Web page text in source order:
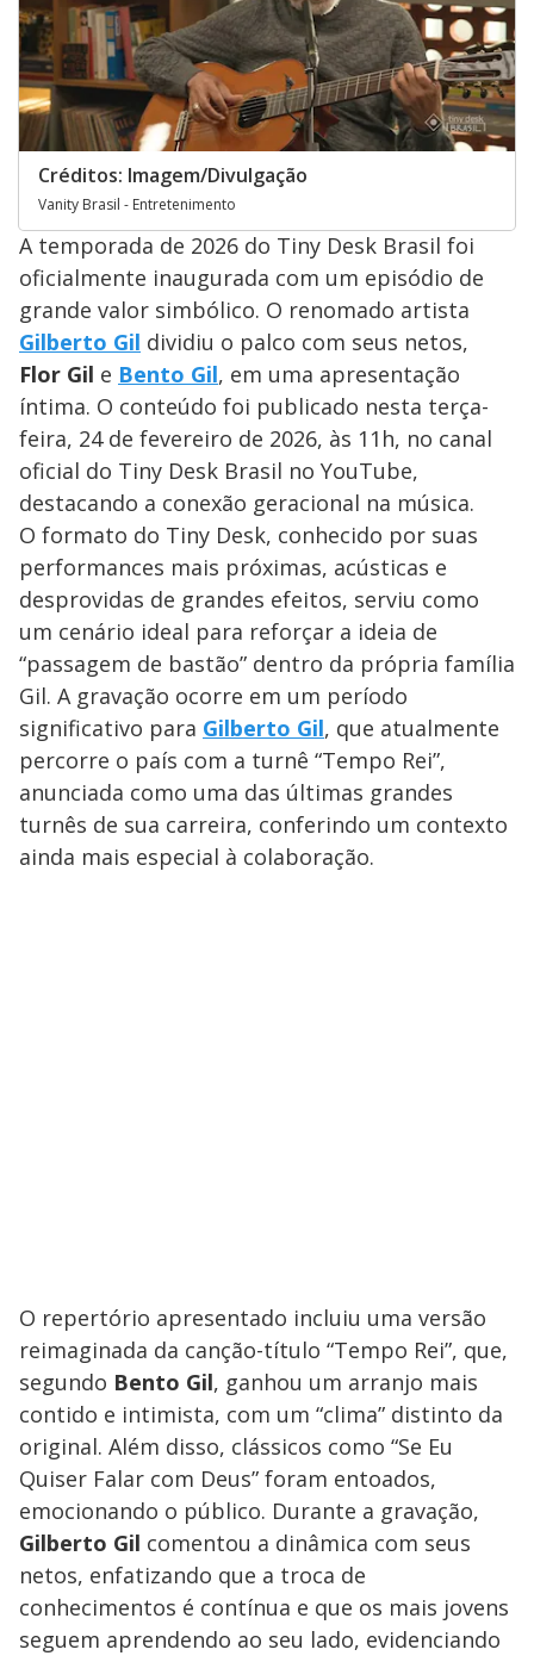
Créditos: Imagem/Divulgação
Vanity Brasil - Entretenimento
A temporada de 2026 do Tiny Desk Brasil foi
oficialmente inaugurada com um episódio de
grande valor simbólico. O renomado artista
Gilberto Gil dividiu o palco com seus netos,
Flor Gil e Bento Gil, em uma apresentação
íntima. O conteúdo foi publicado nesta terça-
feira, 24 de fevereiro de 2026, às 11h, no canal
oficial do Tiny Desk Brasil no YouTube,
destacando a conexão geracional na música.
O formato do Tiny Desk, conhecido por suas
performances mais próximas, acústicas e
desprovidas de grandes efeitos, serviu como
um cenário ideal para reforçar a ideia de
“passagem de bastão” dentro da própria família
Gil. A gravação ocorre em um período
significativo para Gilberto Gil, que atualmente
percorre o país com a turnê “Tempo Rei”,
anunciada como uma das últimas grandes
turnês de sua carreira, conferindo um contexto
ainda mais especial à colaboração.
O repertório apresentado incluiu uma versão
reimaginada da canção-título “Tempo Rei”, que,
segundo Bento Gil, ganhou um arranjo mais
contido e intimista, com um “clima” distinto da
original. Além disso, clássicos como “Se Eu
Quiser Falar com Deus” foram entoados,
emocionando o público. Durante a gravação,
Gilberto Gil comentou a dinâmica com seus
netos, enfatizando que a troca de
conhecimentos é contínua e que os mais jovens
seguem aprendendo ao seu lado, evidenciando